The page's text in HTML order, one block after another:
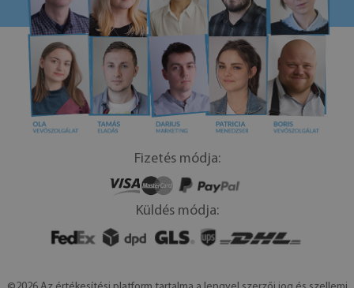
Fizetés módja:
Küldés módja: